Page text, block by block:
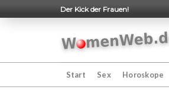
to
Der Kick der Frauen!
Start Sex Horoskope